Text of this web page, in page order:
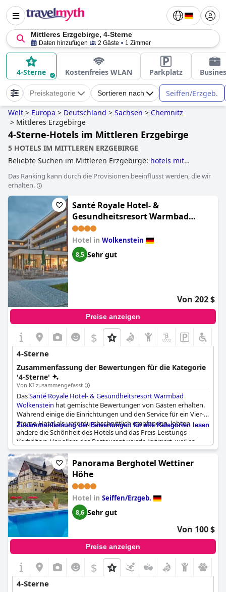
Mittleres Erzgebirge, 4-Sterne
Daten hinzufügen 2 Gäste 1 Zimmer
4-Sterne Kostenfreies WLAN Parkplatz
Preiskategorie Sortieren nach Seiffen/Erzgeb.
Welt > Europa > Deutschland > Sachsen > Chemnitz
> Mittleres Erzgebirge
4-Sterne-Hotels im Mittleren Erzgebirge
5 HOTELS IM MITTLEREN ERZGEBIRGE
Beliebte Suchen im Mittleren Erzgebirge: hotels mit
Das Ranking kann durch die Provisionen beeinflusst werden, die wir
erhalten.
Santé Royale Hotel- &
Gesundheitsresort Warmbad
Wolkenstein
Hotel in Wolkenstein
8,5 Sehr gut
Von 202 $
Preise anzeigen
$
4-Sterne
Zusammenfassung der Bewertungen für die Kategorie
'4-Sterne'
Von KI zusammengefasst
DasSanté Royale Hotel- & Gesundheitsresort Warmbad
Wolkenstein hat gemischte Bewertungen von Gästen erhalten.
Während einige die Einrichtungen und den Service für ein Vier-
Sterne-Hotel als unterdurchschnittlich empfanden, lobten
andere die Schönheit des Hotels und das Preis-Leistungs-
Verhältnis. Vor allem das Restaurant wurde kritisiert, weil es
nicht dem Standard eines Vier-Sterne-Hotels entsprach, und die
Gäste bemängelten, dass die Qualität der Speisen und die
Präsentation mangelhaft waren. Trotz dieser Probleme hatten
viele Gäste einen angenehmen und entspannenden Aufenthalt
und planen, in Zukunft wiederzukommen. Alles in allem ist das
Santé Royale Hotel- & Gesundheitsresort Warmbad
Wolkensteineine Reise wert, wenn Sie auf der Suche nach einem
Wellnessurlaub mit Verbesserungspotenzial sind.
Zusammenfassung der Bewertungen für alle Kategorien lesen
Panorama Berghotel Wettiner
Höhe
Hotel in Seiffen/Erzgeb.
8,6 Sehr gut
Von 100 $
Preise anzeigen
$
4-Sterne